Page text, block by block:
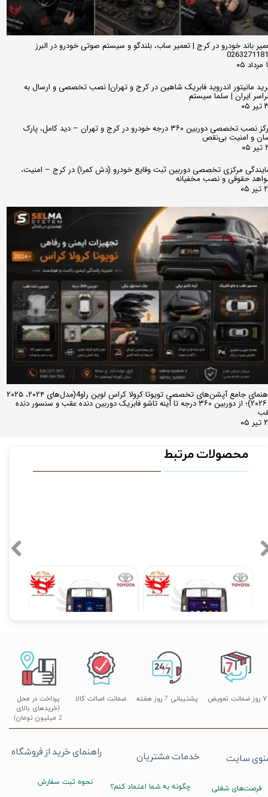
باند خودرو در کرج | تعمیر ساب، بلندگو و سیستم صوتی خودرو در البرز
مانیتور اندروید فابریک شاهین در کرج و تهران| نصب تخصصی و ارسال به
ایران | سلما سیستم
مرکز نصب تخصصی دوربین ۳۶۰ درجه خودرو در کرج و تهران – دید کامل، پارک
و امنیت بی‌نقص
مرکزی تخصصی دوربین ثبت وقایع خودرو (دش کمرا) در کرج – امنیت،
حقوقی و نصب مخفیانه
راهنمای جامع آپشن‌های تخصصی تویوتا کرولا کراس لوین راو4(مدل‌های ۲۰۲۴، ۲۰۲۵
و ۲۰۲۶)؛ از دوربین ۳۶۰ درجه تا آینه تاشو فابریک دوربین دنده عقب و سنسور دنده
محصولات مرتبط
مانیتور فابریک خودروی تویوتا پرادو 2016-2018 مدل اندروید سری 116 رام 1 حافظه 16
۱۱,۹۰۰,۰۰۰ تومان
مانیتور اندروید تویوتا پرادو Prado 2016-2018 برند دیاموند 4 به 64 مدل سیمکارتخور سایز 10.36 اینچ
۴۵,۹۰۰,۰۰۰ تومان
پشتیبانی 7 روز هفته
پرداخت در محل
(خریدهای بالای
2 میلیون تومان)
۷ روز ضمانت تعویض ضمانت اصالت کالا
راهنمای خرید از فروشگاه
نحوه ثبت سفارش
خدمات مشتریان
چگونه به شما اعتماد کنم؟
سایت
فرصت‌های شغلی